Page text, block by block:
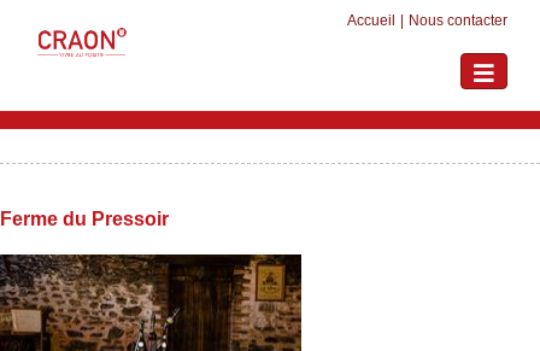
Accueil Nous contacter
Toggle
Ferme du Pressoir